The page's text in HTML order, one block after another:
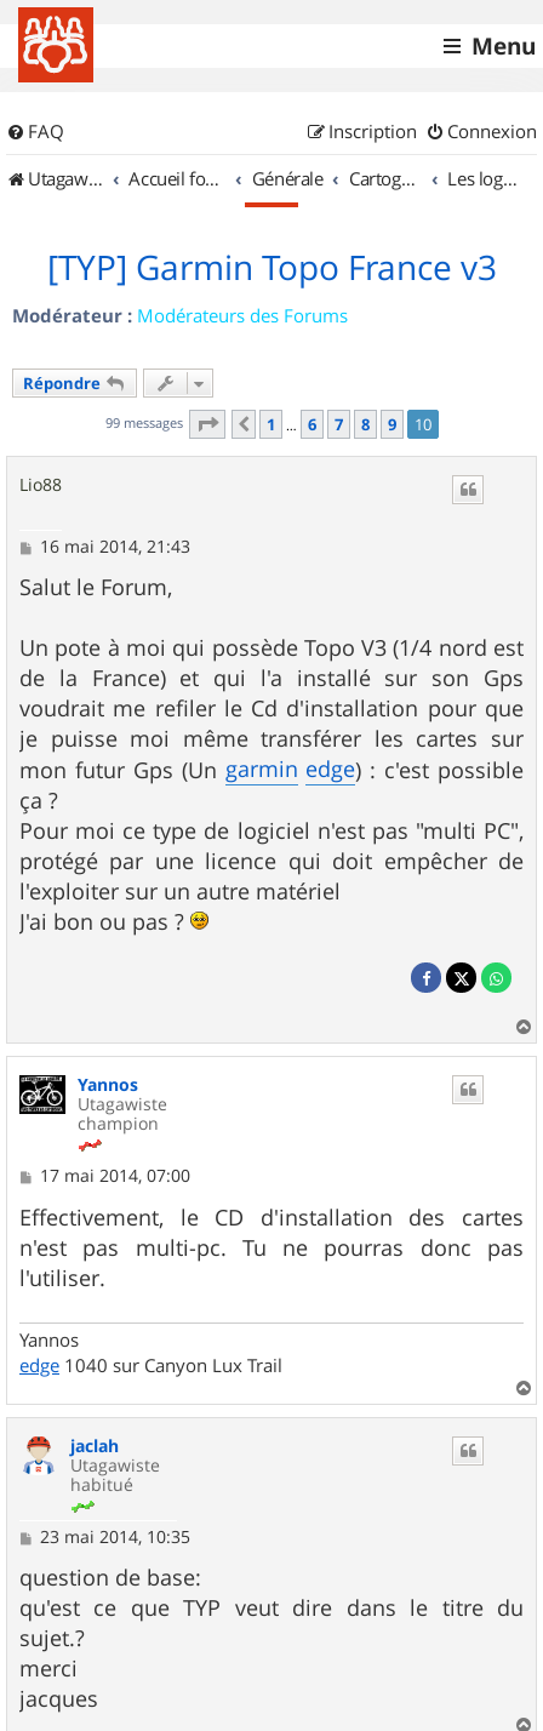
Menu
FAQ Connexion
Inscription
UtagawaVTT (Randos VTT et VTTAE avec traces GPS)
Accueil forum Générale Cartographie et GPS Les logiciels
[TYP] Garmin Topo France v3
Modérateur : Modérateurs des Forums
Répondre
99 messages Page 10 sur10
Précédent
1 … 6 7 8 9 10
Lio88
M
s
s
g
e
16 mai 2014, 21:43
Salut le Forum,
Un pote à moi qui possède Topo V3 (1/4 nord est
de la France) et qui l'a installé sur son Gps
voudrait me refiler le Cd d'installation pour que
je puisse moi même transférer les cartes sur
mon futur Gps (Un garmin edge) : c'est possible
ça ?
Pour moi ce type de logiciel n'est pas "multi PC",
protégé par une licence qui doit empêcher de
l'exploiter sur un autre matériel
J'ai bon ou pas ?
a
Yannos
Utagawiste
champion
M
s
s
a
g
e
17 mai 2014, 07:00
Effectivement, le CD d'installation des cartes
n'est pas multi-pc. Tu ne pourras donc pas
l'utiliser.
Yannos
edge 1040 sur Canyon Lux Trail
a
jaclah
Utagawiste
habitué
M
s
s
a
g
e
23 mai 2014, 10:35
question de base:
qu'est ce que TYP veut dire dans le titre du
sujet.?
merci
jacques